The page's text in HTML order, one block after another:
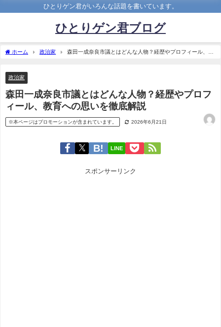
ひとりゲン君がいろんな話題を書いています。
ひとりゲン君ブログ
ホーム 政治家
森田一成奈良市議とはどんな人物？経歴やプロフィール、教
政治家
森田一成奈良市議とはどんな人物？経歴やプロフ
ィール、教育への思いを徹底解説
※本ページはプロモーションが含まれています。 2026年6月21日
LINE
スポンサーリンク